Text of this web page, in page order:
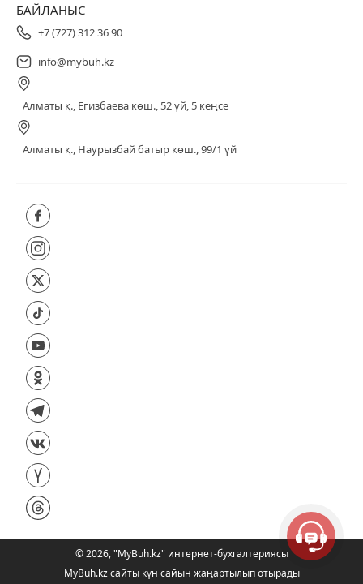
БАЙЛАНЫС
+7 (727) 312 36 90
info@mybuh.kz
Алматы қ., Егизбаева көш., 52 үй, 5 кеңсе
Алматы қ., Наурызбай батыр көш., 99/1 үй
©2026,"MyBuh.kz" интернет-бухгалтериясы
MyBuh.kz сайты күн сайын жаңартылып отырады